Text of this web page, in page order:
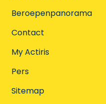
Beroepenpanorama
Contact
My Actiris
Pers
Sitemap